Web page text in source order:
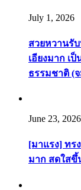
July 1, 2026
สวยหวานรั
เอียงมาก เ
ธรรมชาติ (
June 23, 2026
[มาแรง] ทร
มาก สดใสขึ้